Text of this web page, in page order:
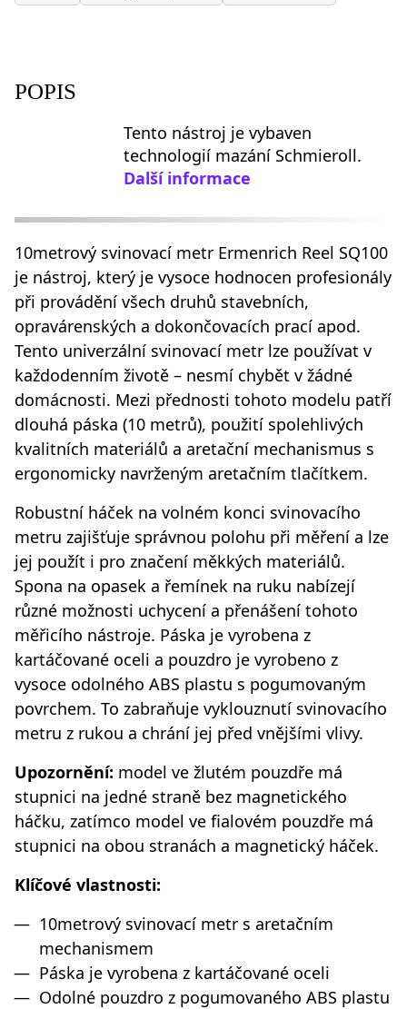
POPIS
Tento nástroj je vybaven
technologií mazání Schmieroll.
Další informace
10metrový svinovací metr Ermenrich Reel SQ100
je nástroj, který je vysoce hodnocen profesionály
při provádění všech druhů stavebních,
opravárenských a dokončovacích prací apod.
Tento univerzální svinovací metr lze používat v
každodenním životě – nesmí chybět v žádné
domácnosti. Mezi přednosti tohoto modelu patří
dlouhá páska (10 metrů), použití spolehlivých
kvalitních materiálů a aretační mechanismus s
ergonomicky navrženým aretačním tlačítkem.
Robustní háček na volném konci svinovacího
metru zajišťuje správnou polohu při měření a lze
jej použít i pro značení měkkých materiálů.
Spona na opasek a řemínek na ruku nabízejí
různé možnosti uchycení a přenášení tohoto
měřicího nástroje. Páska je vyrobena z
kartáčované oceli a pouzdro je vyrobeno z
vysoce odolného ABS plastu s pogumovaným
povrchem. To zabraňuje vyklouznutí svinovacího
metru z rukou a chrání jej před vnějšími vlivy.
Upozornění: model ve žlutém pouzdře má
stupnici na jedné straně bez magnetického
háčku, zatímco model ve fialovém pouzdře má
stupnici na obou stranách a magnetický háček.
Klíčové vlastnosti:
10metrový svinovací metr s aretačním
mechanismem
Páska je vyrobena z kartáčované oceli
Odolné pouzdro z pogumovaného ABS plastu